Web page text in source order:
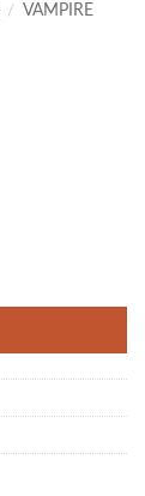
/
VAMPIRE